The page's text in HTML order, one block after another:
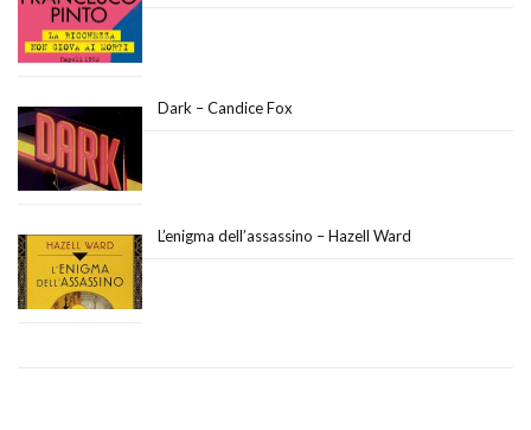
Dark – Candice Fox
L’enigma dell’assassino – Hazell Ward